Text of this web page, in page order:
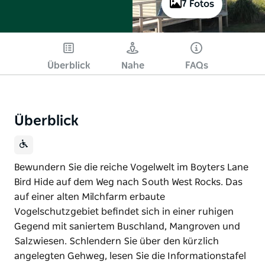
7 Fotos
Überblick Nahe FAQs
Überblick
Bewundern Sie die reiche Vogelwelt im Boyters Lane
Bird Hide auf dem Weg nach South West Rocks. Das
auf einer alten Milchfarm erbaute
Vogelschutzgebiet befindet sich in einer ruhigen
Gegend mit saniertem Buschland, Mangroven und
Salzwiesen. Schlendern Sie über den kürzlich
angelegten Gehweg, lesen Sie die Informationstafel